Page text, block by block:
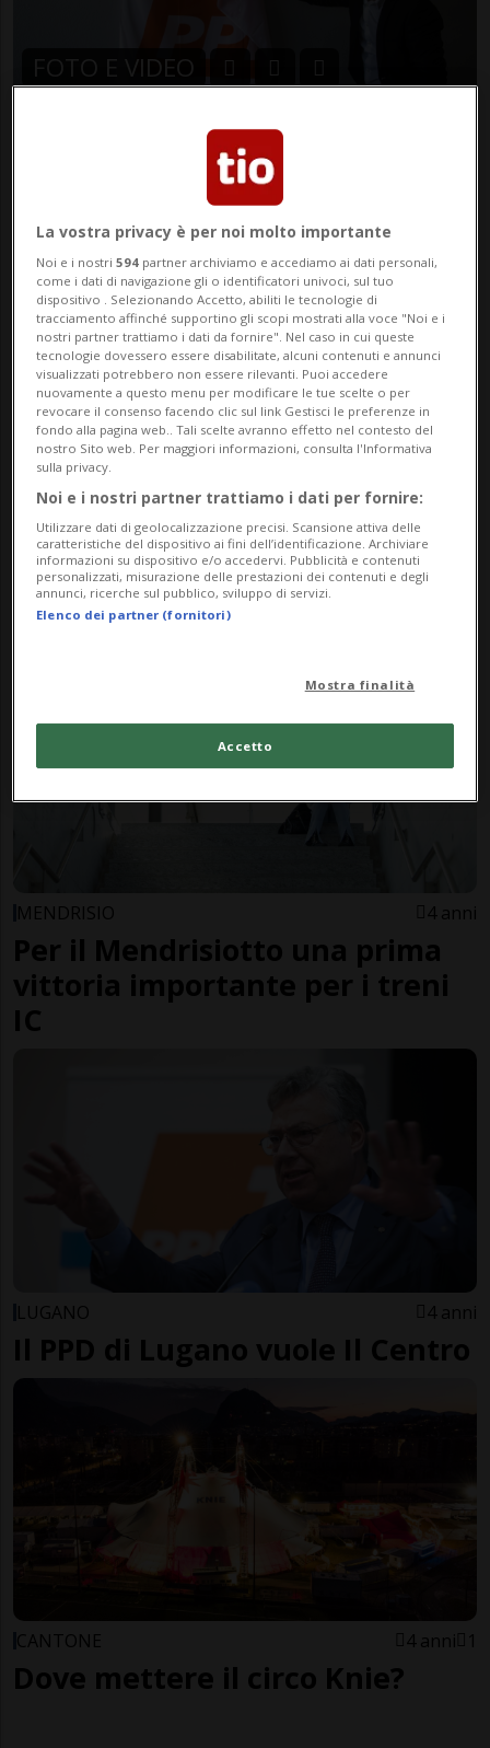
FOTO E VIDEO
Il PPD ha deciso: da oggi sarà "Il
BIASCA 4 anni
«A Biasca serve più
fotovoltaico»
MENDRISIO 4 anni
Per il Mendrisiotto una prima
vittoria importante per i treni
IC
LUGANO 4 anni
Il PPD di Lugano vuole Il Centro
CANTONE 4 anni 1
Dove mettere il circo Knie?
La vostra privacy è per noi molto importante
Noi e i nostri594 partner archiviamo e accediamo ai dati personali,
come i dati di navigazione gli o identificatori univoci, sul tuo
dispositivo . Selezionando Accetto, abiliti le tecnologie di
tracciamento affinché supportino gli scopi mostrati alla voce "Noi e i
nostri partner trattiamo i dati da fornire". Nel caso in cui queste
tecnologie dovessero essere disabilitate, alcuni contenuti e annunci
visualizzati potrebbero non essere rilevanti. Puoi accedere
nuovamente a questo menu per modificare le tue scelte o per
revocare il consenso facendo clic sul link Gestisci le preferenze in
fondo alla pagina web.. Tali scelte avranno effetto nel contesto del
nostro Sito web. Per maggiori informazioni, consulta l'Informativa
sulla privacy.
Noi e i nostri partner trattiamo i dati per fornire:
Utilizzare dati di geolocalizzazione precisi. Scansione attiva delle
caratteristiche del dispositivo ai fini dell’identificazione. Archiviare
informazioni su dispositivo e/o accedervi. Pubblicità e contenuti
personalizzati, misurazione delle prestazioni dei contenuti e degli
annunci, ricerche sul pubblico, sviluppo di servizi.
Elenco dei partner (fornitori)
Mostra finalità
Accetto